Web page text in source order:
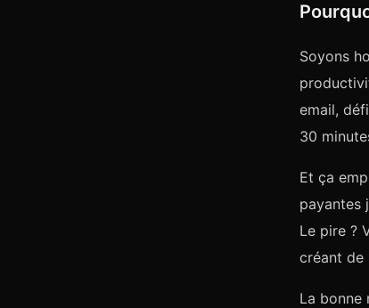
Soyons
email,
30
Et ça
payantes
Le pire ?
créant de
La bonne